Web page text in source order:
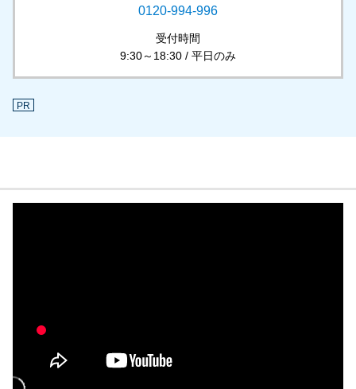
0120-994-996
受付時間
9:30～18:30 / 平日のみ
PR